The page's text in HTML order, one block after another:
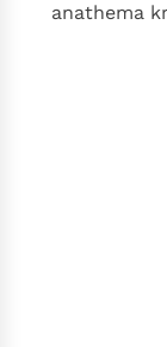
anathema